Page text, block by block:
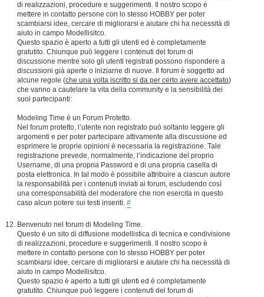
di realizzazioni, procedure e suggerimenti. Il nostro scopo è
mettere in contatto persone con lo stesso HOBBY per poter
scambiarsi idee, cercare di migliorarsi e aiutare chi ha necessità di
aiuto in campo Modellisitco.
Questo spazio è aperto a tutti gli utenti ed è completamente
gratutito. Chiunque può leggere i contenuti del forum di
discussione mentre solo gli utenti registrati possono rispondere a
discussioni già aperte o iniziarne di nuove. Il forum è soggetto ad
alcune regole (che una volta iscritto si da per certo avere accettato)
che vanno a cautelare la vita della community e la sensibilità dei
suoi partecipanti:
Modeling Time è un Forum Protetto.
Nel forum protetto, l’utente non registrato può soltanto leggere gli
argomenti e per poter partecipare attivamente alla discussione ed
esprimere le proprie opinioni è necessaria la registrazione. Tale
registrazione prevede, normalmente, l’indicazione del proprio
Username, di una propria Password e di una propria casella di
posta elettronica. In tal modo è possibile attribuire a ciascun autore
la responsabilità per i contenuti inviati ai forum, escludendo così
una corresponsabilità del moderatore che non esercita in questo
caso alcun potere sui testi inseriti. #
Benvenuto nel forum di Modeling Time.
Questo è un sito di diffusione modellistica di tecnica e condivisione
di realizzazioni, procedure e suggerimenti. Il nostro scopo è
mettere in contatto persone con lo stesso HOBBY per poter
scambiarsi idee, cercare di migliorarsi e aiutare chi ha necessità di
aiuto in campo Modellisitco.
Questo spazio è aperto a tutti gli utenti ed è completamente
gratutito. Chiunque può leggere i contenuti del forum di